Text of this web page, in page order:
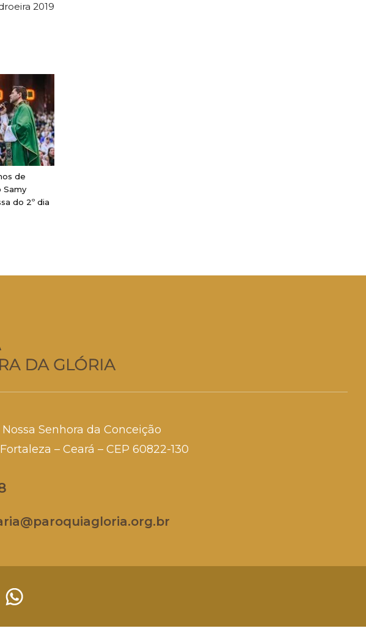
2019
de
Samy
do 2º dia
Senhora da Conceição
– Ceará – CEP 60822-130